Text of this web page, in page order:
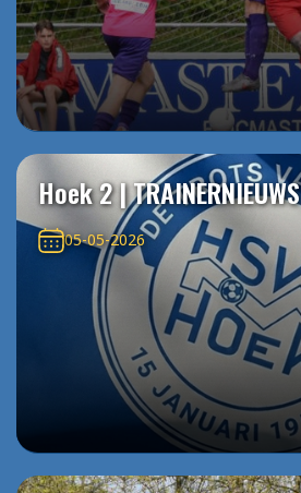
Hoek 2 | TRAINERNIEUWS
05-05-2026